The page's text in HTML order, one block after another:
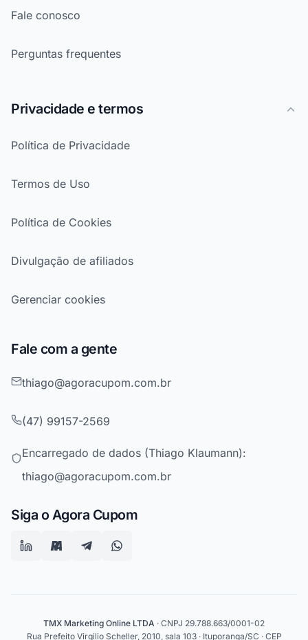
Fale conosco
Perguntas frequentes
Privacidade e termos
Política de Privacidade
Termos de Uso
Política de Cookies
Divulgação de afiliados
Gerenciar cookies
Fale com a gente
thiago@agoracupom.com.br
(47) 99157-2569
Encarregado de dados (Thiago Klaumann):
thiago@agoracupom.com.br
Siga o Agora Cupom
TMX Marketing Online LTDA · CNPJ 29.788.663/0001-02
Rua Prefeito Virgilio Scheller, 2010, sala 103 · Ituporanga/SC · CEP